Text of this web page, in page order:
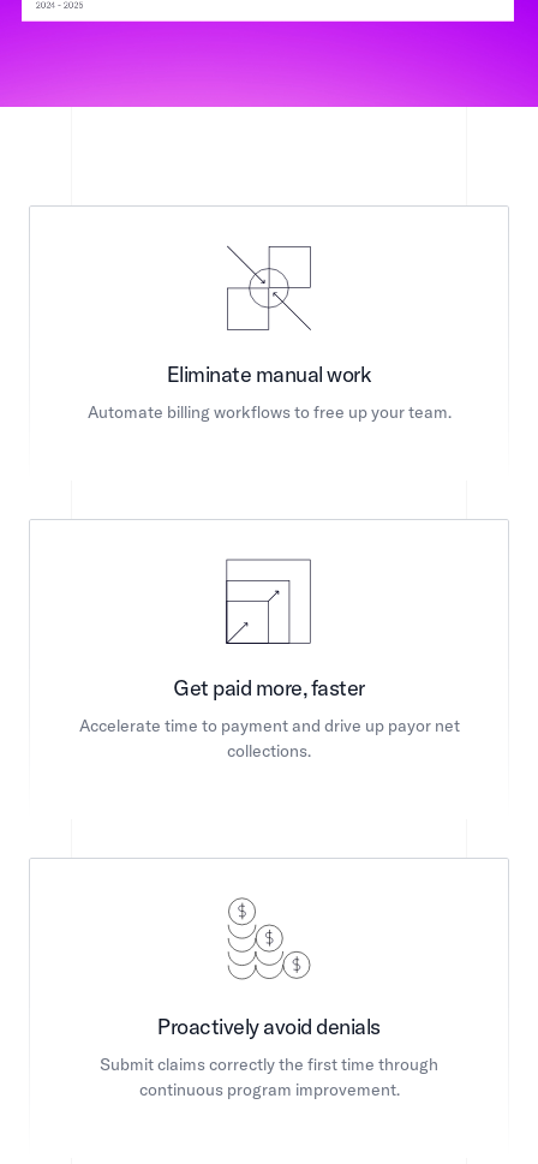
Eliminate manual work​​​​‌ ‍ ​‍​‍‌‍ ‌ ​‍‌‍‍‌‌‍‌ ‌‍‍‌‌‍ ‍​‍​‍​ ‍‍​‍​‍‌ ​ ‌‍​‌‌‍ ‍‌‍‍‌‌ ‌​‌ ‍‌​‍ ‍‌‍‍‌‌‍ ​‍​‍​‍ ​​‍​‍‌‍‍​‌ ​‍‌‍‌‌‌‍‌‍​‍​‍​ ‍‍​‍​‍‌‍‍​‌ ‌​‌ ‌​‌ ​​​ ‍‍​‍ ​‍ ‌‍ ​‌‍ ‌‍​ ‌‍​‌‌‍ ​‌‍‍​‌‍ ‌ ​ ‌ ‌​​ ‍‍​ ​ ​ ​ ​ ​ ​ ​ ​‍ ‌‍‍‌‌‍ ‍‌ ‌​‌‍‌‌‌‍ ‍‌ ‌​​‍ ‌‍‌‌‌‍‌​‌‍‍‌‌ ‌​​‍ ‌‍ ‌‌‍ ‌‍‌​‌‍‌‌​ ‌‌ ​​‌ ​‍‌‍‌‌‌ ​ ‌‍‌‌‌‍ ‍‌ ‌​‌‍​‌‌ ‌​‌‍‍‌‌‍ ‌‍ ‍​ ‍ ‌‍‍‌‌‍‌​​ ‌​ ​‌​ ‌ ​ ​ ‌‍‌​‌‍‌​​ ​​​ ‌‍​ ‌​​‍ ‌​ ​​​ ​ ​ ​​‌‍​‌​‍ ‌​ ‌​‌‍​‍​ ‌​‌‍​‍​‍ ‌​ ‍‌​ ​‍​ ‍‌​ ‍‌​‍ ‌​ ​​​ ‍​‌‍​ ​ ​​‌‍‌‌​ ‌‍​ ‍‌‌‍‌‍‌‍‌‍​ ‌‌‌‍‌​​ ‌ ​ ‍ ‌ ‌​‌ ‍‌‌ ​​‌‍‌‌​ ‌‌ ​​‌‍​‌‌‍‌ ‌‍‌‌​ ‍ ‌ ​​‌‍​‌‌ ‌​‌‍‍​​ ‌‌‍ ‌‌‍ ‌‍‌​‌ ‌‌‌‍ ​‌‍‌‌‌ ​ ​‍‌‌​ ‌‌‌​​‍‌‌ ‌‍‍ ‌‍‌‌‌ ‍‌​‍‌‌​ ​ ‌​‌​​‍‌‌​ ​ ‌​‌​​‍‌‌​ ​‍​ ​‍​ ‌ ​ ‌ ​ ‌​​ ‍​‌‍‌‌​ ​ ‌‍‌‍​ ‍​​ ​ ​ ‍‌​ ​‍​ ‍‌​‍‌‌​ ​‍​ ​‍​‍‌‌​ ‌‌‌​‌​​‍ ‍‌‍​ ‌‍ ‌‍ ​‌ ‌‌‌‍ ‌‌‍ ‍‌ ​ ​‍‌‌​ ‌‌‌​​‍‌‌ ‌‍‍ ‌‍‌‌‌ ‍‌​‍‌‌​ ​ ‌​‌​​‍‌‌​ ​ ‌​‌​​‍‌‌​ ​‍​ ​‍‌‍​‌‌‍‌‌‌‍​‌​ ‌​‌‍‌​‌‍​ ​ ‌​‌‍‌‍​ ‍​‌‍​‍​ ​‍​ ​​​‍‌‌​ ​‍​ ​‍​‍‌‌​ ‌‌‌​‌​​‍ ‍‌ ‌​‌‍‍‌‌ ‌​‌‍ ​‌‍‌‌​ ‌‍​‍‌‍​‌‌ ​ ‌‍‌‌‌‌‌‌‌ ​‍‌‍ ​​ ‌‌‍‍​‌ ‌​‌ ‌​‌ ​​​‍‌‌​ ​ ‌​​‌​‍‌‌​ ​‍‌​‌‍​‍‌‌​ ​‍‌​‌‍‌‍ ​‌‍ ‌‍​ ‌‍​‌‌‍ ​‌‍‍​‌‍ ‌ ​ ‌ ‌​​‍‌‌​ ​ ‌​​‌​ ​ ​ ​ ​ ​ ​ ​ ​‍‌‍‌‍‍‌‌‍‌​​ ‌​ ​‌​ ‌ ​ ​ ‌‍‌​‌‍‌​​ ​​​ ‌‍​ ‌​​‍ ‌​ ​​​ ​ ​ ​​‌‍​‌​‍ ‌​ ‌​‌‍​‍​ ‌​‌‍​‍​‍ ‌​ ‍‌​ ​‍​ ‍‌​ ‍‌​‍ ‌​ ​​​ ‍​‌‍​ ​ ​​‌‍‌‌​ ‌‍​ ‍‌‌‍‌‍‌‍‌‍​ ‌‌‌‍‌​​ ‌ ​‍‌‍‌ ‌​‌ ‍‌‌ ​​‌‍‌‌​ ‌‌ ​​‌‍​‌‌‍‌ ‌‍‌‌​‍‌‍‌ ​​‌‍​‌‌ ‌​‌‍‍​​ ‌‌‍ ‌‌‍ ‌‍‌​‌ ‌‌‌‍ ​‌‍‌‌‌ ​ ​‍‌‌​ ‌‌‌​​‍‌‌ ‌‍‍ ‌‍‌‌‌ ‍‌​‍‌‌​ ​ ‌​‌​​‍‌‌​ ​ ‌​‌​​‍‌‌​ ​‍​ ​‍​ ‌ ​ ‌ ​ ‌​​ ‍​‌‍‌‌​ ​ ‌‍‌‍​ ‍​​ ​ ​ ‍‌​ ​‍​ ‍‌​‍‌‌​ ​‍​ ​‍​‍‌‌​ ‌‌‌​‌​​‍ ‍‌‍​ ‌‍ ‌‍ ​‌ ‌‌‌‍ ‌‌‍ ‍‌ ​ ​‍‌‌​ ‌‌‌​​‍‌‌ ‌‍‍ ‌‍‌‌‌ ‍‌​‍‌‌​ ​ ‌​‌​​‍‌‌​ ​ ‌​‌​​‍‌‌​ ​‍​ ​‍‌‍​‌‌‍‌‌‌‍​‌​ ‌​‌‍‌​‌‍​ ​ ‌​‌‍‌‍​ ‍​‌‍​‍​ ​‍​ ​​​‍‌‌​ ​‍​ ​‍​‍‌‌​ ‌‌‌​‌​​‍ ‍‌ ‌​‌‍‍‌‌ ‌​‌‍ ​‌‍‌‌​‍‌‍‌ ​​‌‍‌‌‌ ​‍‌ ​ ‌ ​​‌‍‌‌‌‍​ ‌ ‌​‌‍‍‌‌ ‌‍‌‍‌‌​ ‌‌ ​​‌ ‌‌‌‍​‍‌‍ ​‌‍‍‌‌ ​ ‌‍‍​‌‍‌‌‌‍‌​​‍​‍‌ ‌
Automate billing workflows to free up your team.​​​​‌ ‍ ​‍​‍‌‍ ‌ ​‍‌‍‍‌‌‍‌ ‌‍‍‌‌‍ ‍​‍​‍​ ‍‍​‍​‍‌ ​ ‌‍​‌‌‍ ‍‌‍‍‌‌ ‌​‌ ‍‌​‍ ‍‌‍‍‌‌‍ ​‍​‍​‍ ​​‍​‍‌‍‍​‌ ​‍‌‍‌‌‌‍‌‍​‍​‍​ ‍‍​‍​‍‌‍‍​‌ ‌​‌ ‌​‌ ​​​ ‍‍​‍ ​‍ ‌‍ ​‌‍ ‌‍​ ‌‍​‌‌‍ ​‌‍‍​‌‍ ‌ ​ ‌ ‌​​ ‍‍​ ​ ​ ​ ​ ​ ​ ​ ​‍ ‌‍‍‌‌‍ ‍‌ ‌​‌‍‌‌‌‍ ‍‌ ‌​​‍ ‌‍‌‌‌‍‌​‌‍‍‌‌ ‌​​‍ ‌‍ ‌‌‍ ‌‍‌​‌‍‌‌​ ‌‌ ​​‌ ​‍‌‍‌‌‌ ​ ‌‍‌‌‌‍ ‍‌ ‌​‌‍​‌‌ ‌​‌‍‍‌‌‍ ‌‍ ‍​ ‍ ‌‍‍‌‌‍‌​​ ‌​ ​‌​ ‌ ​ ​ ‌‍‌​‌‍‌​​ ​​​ ‌‍​ ‌​​‍ ‌​ ​​​ ​ ​ ​​‌‍​‌​‍ ‌​ ‌​‌‍​‍​ ‌​‌‍​‍​‍ ‌​ ‍‌​ ​‍​ ‍‌​ ‍‌​‍ ‌​ ​​​ ‍​‌‍​ ​ ​​‌‍‌‌​ ‌‍​ ‍‌‌‍‌‍‌‍‌‍​ ‌‌‌‍‌​​ ‌ ​ ‍ ‌ ‌​‌ ‍‌‌ ​​‌‍‌‌​ ‌‌ ​​‌‍​‌‌‍‌ ‌‍‌‌​ ‍ ‌ ​​‌‍​‌‌ ‌​‌‍‍​​ ‌‌‍ ‌‌‍ ‌‍‌​‌ ‌‌‌‍ ​‌‍‌‌‌ ​ ​‍‌‌​ ‌‌‌​​‍‌‌ ‌‍‍ ‌‍‌‌‌ ‍‌​‍‌‌​ ​ ‌​‌​​‍‌‌​ ​ ‌​‌​​‍‌‌​ ​‍​ ​‍​ ‌ ​ ‌ ​ ‌​​ ‍​‌‍‌‌​ ​ ‌‍‌‍​ ‍​​ ​ ​ ‍‌​ ​‍​ ‍‌​‍‌‌​ ​‍​ ​‍​‍‌‌​ ‌‌‌​‌​​‍ ‍‌‍​ ‌‍ ‌‍ ​‌ ‌‌‌‍ ‌‌‍ ‍‌ ​ ​‍‌‌​ ‌‌‌​​‍‌‌ ‌‍‍ ‌‍‌‌‌ ‍‌​‍‌‌​ ​ ‌​‌​​‍‌‌​ ​ ‌​‌​​‍‌‌​ ​‍​ ​‍‌‍​‌‌‍‌‌‌‍​‌​ ‌​‌‍‌​‌‍​ ​ ‌​‌‍‌‍​ ‍​‌‍​‍​ ​‍​ ​​​‍‌‌​ ​‍​ ​‍​‍‌‌​ ‌‌‌​‌​​‍ ‍‌‍‌​‌‍‌‌‌ ​ ‌‍​ ‌ ​‍‌‍‍‌‌ ​​‌ ‌​‌‍‍‌‌‍ ‌‍ ‍​ ‌‍​‍‌‍​‌‌ ​ ‌‍‌‌‌‌‌‌‌ ​‍‌‍ ​​ ‌‌‍‍​‌ ‌​‌ ‌​‌ ​​​‍‌‌​ ​ ‌​​‌​‍‌‌​ ​‍‌​‌‍​‍‌‌​ ​‍‌​‌‍‌‍ ​‌‍ ‌‍​ ‌‍​‌‌‍ ​‌‍‍​‌‍ ‌ ​ ‌ ‌​​‍‌‌​ ​ ‌​​‌​ ​ ​ ​ ​ ​ ​ ​ ​‍‌‍‌‍‍‌‌‍‌​​ ‌​ ​‌​ ‌ ​ ​ ‌‍‌​‌‍‌​​ ​​​ ‌‍​ ‌​​‍ ‌​ ​​​ ​ ​ ​​‌‍​‌​‍ ‌​ ‌​‌‍​‍​ ‌​‌‍​‍​‍ ‌​ ‍‌​ ​‍​ ‍‌​ ‍‌​‍ ‌​ ​​​ ‍​‌‍​ ​ ​​‌‍‌‌​ ‌‍​ ‍‌‌‍‌‍‌‍‌‍​ ‌‌‌‍‌​​ ‌ ​‍‌‍‌ ‌​‌ ‍‌‌ ​​‌‍‌‌​ ‌‌ ​​‌‍​‌‌‍‌ ‌‍‌‌​‍‌‍‌ ​​‌‍​‌‌ ‌​‌‍‍​​ ‌‌‍ ‌‌‍ ‌‍‌​‌ ‌‌‌‍ ​‌‍‌‌‌ ​ ​‍‌‌​ ‌‌‌​​‍‌‌ ‌‍‍ ‌‍‌‌‌ ‍‌​‍‌‌​ ​ ‌​‌​​‍‌‌​ ​ ‌​‌​​‍‌‌​ ​‍​ ​‍​ ‌ ​ ‌ ​ ‌​​ ‍​‌‍‌‌​ ​ ‌‍‌‍​ ‍​​ ​ ​ ‍‌​ ​‍​ ‍‌​‍‌‌​ ​‍​ ​‍​‍‌‌​ ‌‌‌​‌​​‍ ‍‌‍​ ‌‍ ‌‍ ​‌ ‌‌‌‍ ‌‌‍ ‍‌ ​ ​‍‌‌​ ‌‌‌​​‍‌‌ ‌‍‍ ‌‍‌‌‌ ‍‌​‍‌‌​ ​ ‌​‌​​‍‌‌​ ​ ‌​‌​​‍‌‌​ ​‍​ ​‍‌‍​‌‌‍‌‌‌‍​‌​ ‌​‌‍‌​‌‍​ ​ ‌​‌‍‌‍​ ‍​‌‍​‍​ ​‍​ ​​​‍‌‌​ ​‍​ ​‍​‍‌‌​ ‌‌‌​‌​​‍ ‍‌‍‌​‌‍‌‌‌ ​ ‌‍​ ‌ ​‍‌‍‍‌‌ ​​‌ ‌​‌‍‍‌‌‍ ‌‍ ‍​‍‌‍‌ ​​‌‍‌‌‌ ​‍‌ ​ ‌ ​​‌‍‌‌‌‍​ ‌ ‌​‌‍‍‌‌ ‌‍‌‍‌‌​ ‌‌ ​​‌ ‌‌‌‍​‍‌‍ ​‌‍‍‌‌ ​ ‌‍‍​‌‍‌‌‌‍‌​​‍​‍‌ ‌
Get paid more, faster​​​​‌ ‍ ​‍​‍‌‍ ‌ ​‍‌‍‍‌‌‍‌ ‌‍‍‌‌‍ ‍​‍​‍​ ‍‍​‍​‍‌ ​ ‌‍​‌‌‍ ‍‌‍‍‌‌ ‌​‌ ‍‌​‍ ‍‌‍‍‌‌‍ ​‍​‍​‍ ​​‍​‍‌‍‍​‌ ​‍‌‍‌‌‌‍‌‍​‍​‍​ ‍‍​‍​‍‌‍‍​‌ ‌​‌ ‌​‌ ​​​ ‍‍​‍ ​‍ ‌‍ ​‌‍ ‌‍​ ‌‍​‌‌‍ ​‌‍‍​‌‍ ‌ ​ ‌ ‌​​ ‍‍​ ​ ​ ​ ​ ​ ​ ​ ​‍ ‌‍‍‌‌‍ ‍‌ ‌​‌‍‌‌‌‍ ‍‌ ‌​​‍ ‌‍‌‌‌‍‌​‌‍‍‌‌ ‌​​‍ ‌‍ ‌‌‍ ‌‍‌​‌‍‌‌​ ‌‌ ​​‌ ​‍‌‍‌‌‌ ​ ‌‍‌‌‌‍ ‍‌ ‌​‌‍​‌‌ ‌​‌‍‍‌‌‍ ‌‍ ‍​ ‍ ‌‍‍‌‌‍‌​​ ‌​ ​‌​ ‌ ​ ​ ‌‍‌​‌‍‌​​ ​​​ ‌‍​ ‌​​‍ ‌​ ​​​ ​ ​ ​​‌‍​‌​‍ ‌​ ‌​‌‍​‍​ ‌​‌‍​‍​‍ ‌​ ‍‌​ ​‍​ ‍‌​ ‍‌​‍ ‌​ ​​​ ‍​‌‍​ ​ ​​‌‍‌‌​ ‌‍​ ‍‌‌‍‌‍‌‍‌‍​ ‌‌‌‍‌​​ ‌ ​ ‍ ‌ ‌​‌ ‍‌‌ ​​‌‍‌‌​ ‌‌ ​​‌‍​‌‌‍‌ ‌‍‌‌​ ‍ ‌ ​​‌‍​‌‌ ‌​‌‍‍​​ ‌‌‍ ‌‌‍ ‌‍‌​‌ ‌‌‌‍ ​‌‍‌‌‌ ​ ​‍‌‌​ ‌‌‌​​‍‌‌ ‌‍‍ ‌‍‌‌‌ ‍‌​‍‌‌​ ​ ‌​‌​​‍‌‌​ ​ ‌​‌​​‍‌‌​ ​‍​ ​‍​ ‌ ​ ‌ ​ ‌​​ ‍​‌‍‌‌​ ​ ‌‍‌‍​ ‍​​ ​ ​ ‍‌​ ​‍​ ‍‌​‍‌‌​ ​‍​ ​‍​‍‌‌​ ‌‌‌​‌​​‍ ‍‌‍​ ‌‍ ‌‍ ​‌ ‌‌‌‍ ‌‌‍ ‍‌ ​ ​‍‌‌​ ‌‌‌​​‍‌‌ ‌‍‍ ‌‍‌‌‌ ‍‌​‍‌‌​ ​ ‌​‌​​‍‌‌​ ​ ‌​‌​​‍‌‌​ ​‍​ ​‍‌‍‌‍‌‍‌‌‌‍​‍‌‍‌‌​ ‌ ​ ‌‌​ ‌ ​ ‌‌​ ‌ ‌‍​‌​ ‌ ​ ‌‌​‍‌‌​ ​‍​ ​‍​‍‌‌​ ‌‌‌​‌​​‍ ‍‌ ‌​‌‍‍‌‌ ‌​‌‍ ​‌‍‌‌​ ‌‍​‍‌‍​‌‌ ​ ‌‍‌‌‌‌‌‌‌ ​‍‌‍ ​​ ‌‌‍‍​‌ ‌​‌ ‌​‌ ​​​‍‌‌​ ​ ‌​​‌​‍‌‌​ ​‍‌​‌‍​‍‌‌​ ​‍‌​‌‍‌‍ ​‌‍ ‌‍​ ‌‍​‌‌‍ ​‌‍‍​‌‍ ‌ ​ ‌ ‌​​‍‌‌​ ​ ‌​​‌​ ​ ​ ​ ​ ​ ​ ​ ​‍‌‍‌‍‍‌‌‍‌​​ ‌​ ​‌​ ‌ ​ ​ ‌‍‌​‌‍‌​​ ​​​ ‌‍​ ‌​​‍ ‌​ ​​​ ​ ​ ​​‌‍​‌​‍ ‌​ ‌​‌‍​‍​ ‌​‌‍​‍​‍ ‌​ ‍‌​ ​‍​ ‍‌​ ‍‌​‍ ‌​ ​​​ ‍​‌‍​ ​ ​​‌‍‌‌​ ‌‍​ ‍‌‌‍‌‍‌‍‌‍​ ‌‌‌‍‌​​ ‌ ​‍‌‍‌ ‌​‌ ‍‌‌ ​​‌‍‌‌​ ‌‌ ​​‌‍​‌‌‍‌ ‌‍‌‌​‍‌‍‌ ​​‌‍​‌‌ ‌​‌‍‍​​ ‌‌‍ ‌‌‍ ‌‍‌​‌ ‌‌‌‍ ​‌‍‌‌‌ ​ ​‍‌‌​ ‌‌‌​​‍‌‌ ‌‍‍ ‌‍‌‌‌ ‍‌​‍‌‌​ ​ ‌​‌​​‍‌‌​ ​ ‌​‌​​‍‌‌​ ​‍​ ​‍​ ‌ ​ ‌ ​ ‌​​ ‍​‌‍‌‌​ ​ ‌‍‌‍​ ‍​​ ​ ​ ‍‌​ ​‍​ ‍‌​‍‌‌​ ​‍​ ​‍​‍‌‌​ ‌‌‌​‌​​‍ ‍‌‍​ ‌‍ ‌‍ ​‌ ‌‌‌‍ ‌‌‍ ‍‌ ​ ​‍‌‌​ ‌‌‌​​‍‌‌ ‌‍‍ ‌‍‌‌‌ ‍‌​‍‌‌​ ​ ‌​‌​​‍‌‌​ ​ ‌​‌​​‍‌‌​ ​‍​ ​‍‌‍‌‍‌‍‌‌‌‍​‍‌‍‌‌​ ‌ ​ ‌‌​ ‌ ​ ‌‌​ ‌ ‌‍​‌​ ‌ ​ ‌‌​‍‌‌​ ​‍​ ​‍​‍‌‌​ ‌‌‌​‌​​‍ ‍‌ ‌​‌‍‍‌‌ ‌​‌‍ ​‌‍‌‌​‍‌‍‌ ​​‌‍‌‌‌ ​‍‌ ​ ‌ ​​‌‍‌‌‌‍​ ‌ ‌​‌‍‍‌‌ ‌‍‌‍‌‌​ ‌‌ ​​‌ ‌‌‌‍​‍‌‍ ​‌‍‍‌‌ ​ ‌‍‍​‌‍‌‌‌‍‌​​‍​‍‌ ‌
Accelerate time to payment and drive up payor net
collections.​​​​‌ ‍ ​‍​‍‌‍ ‌ ​‍‌‍‍‌‌‍‌ ‌‍‍‌‌‍ ‍​‍​‍​ ‍‍​‍​‍‌ ​ ‌‍​‌‌‍ ‍‌‍‍‌‌ ‌​‌ ‍‌​‍ ‍‌‍‍‌‌‍ ​‍​‍​‍ ​​‍​‍‌‍‍​‌ ​‍‌‍‌‌‌‍‌‍​‍​‍​ ‍‍​‍​‍‌‍‍​‌ ‌​‌ ‌​‌ ​​​ ‍‍​‍ ​‍ ‌‍ ​‌‍ ‌‍​ ‌‍​‌‌‍ ​‌‍‍​‌‍ ‌ ​ ‌ ‌​​ ‍‍​ ​ ​ ​ ​ ​ ​ ​ ​‍ ‌‍‍‌‌‍ ‍‌ ‌​‌‍‌‌‌‍ ‍‌ ‌​​‍ ‌‍‌‌‌‍‌​‌‍‍‌‌ ‌​​‍ ‌‍ ‌‌‍ ‌‍‌​‌‍‌‌​ ‌‌ ​​‌ ​‍‌‍‌‌‌ ​ ‌‍‌‌‌‍ ‍‌ ‌​‌‍​‌‌ ‌​‌‍‍‌‌‍ ‌‍ ‍​ ‍ ‌‍‍‌‌‍‌​​ ‌​ ​‌​ ‌ ​ ​ ‌‍‌​‌‍‌​​ ​​​ ‌‍​ ‌​​‍ ‌​ ​​​ ​ ​ ​​‌‍​‌​‍ ‌​ ‌​‌‍​‍​ ‌​‌‍​‍​‍ ‌​ ‍‌​ ​‍​ ‍‌​ ‍‌​‍ ‌​ ​​​ ‍​‌‍​ ​ ​​‌‍‌‌​ ‌‍​ ‍‌‌‍‌‍‌‍‌‍​ ‌‌‌‍‌​​ ‌ ​ ‍ ‌ ‌​‌ ‍‌‌ ​​‌‍‌‌​ ‌‌ ​​‌‍​‌‌‍‌ ‌‍‌‌​ ‍ ‌ ​​‌‍​‌‌ ‌​‌‍‍​​ ‌‌‍ ‌‌‍ ‌‍‌​‌ ‌‌‌‍ ​‌‍‌‌‌ ​ ​‍‌‌​ ‌‌‌​​‍‌‌ ‌‍‍ ‌‍‌‌‌ ‍‌​‍‌‌​ ​ ‌​‌​​‍‌‌​ ​ ‌​‌​​‍‌‌​ ​‍​ ​‍​ ‌ ​ ‌ ​ ‌​​ ‍​‌‍‌‌​ ​ ‌‍‌‍​ ‍​​ ​ ​ ‍‌​ ​‍​ ‍‌​‍‌‌​ ​‍​ ​‍​‍‌‌​ ‌‌‌​‌​​‍ ‍‌‍​ ‌‍ ‌‍ ​‌ ‌‌‌‍ ‌‌‍ ‍‌ ​ ​‍‌‌​ ‌‌‌​​‍‌‌ ‌‍‍ ‌‍‌‌‌ ‍‌​‍‌‌​ ​ ‌​‌​​‍‌‌​ ​ ‌​‌​​‍‌‌​ ​‍​ ​‍‌‍‌‍‌‍‌‌‌‍​‍‌‍‌‌​ ‌ ​ ‌‌​ ‌ ​ ‌‌​ ‌ ‌‍​‌​ ‌ ​ ‌‌​‍‌‌​ ​‍​ ​‍​‍‌‌​ ‌‌‌​‌​​‍ ‍‌‍‌​‌‍‌‌‌ ​ ‌‍​ ‌ ​‍‌‍‍‌‌ ​​‌ ‌​‌‍‍‌‌‍ ‌‍ ‍​ ‌‍​‍‌‍​‌‌ ​ ‌‍‌‌‌‌‌‌‌ ​‍‌‍ ​​ ‌‌‍‍​‌ ‌​‌ ‌​‌ ​​​‍‌‌​ ​ ‌​​‌​‍‌‌​ ​‍‌​‌‍​‍‌‌​ ​‍‌​‌‍‌‍ ​‌‍ ‌‍​ ‌‍​‌‌‍ ​‌‍‍​‌‍ ‌ ​ ‌ ‌​​‍‌‌​ ​ ‌​​‌​ ​ ​ ​ ​ ​ ​ ​ ​‍‌‍‌‍‍‌‌‍‌​​ ‌​ ​‌​ ‌ ​ ​ ‌‍‌​‌‍‌​​ ​​​ ‌‍​ ‌​​‍ ‌​ ​​​ ​ ​ ​​‌‍​‌​‍ ‌​ ‌​‌‍​‍​ ‌​‌‍​‍​‍ ‌​ ‍‌​ ​‍​ ‍‌​ ‍‌​‍ ‌​ ​​​ ‍​‌‍​ ​ ​​‌‍‌‌​ ‌‍​ ‍‌‌‍‌‍‌‍‌‍​ ‌‌‌‍‌​​ ‌ ​‍‌‍‌ ‌​‌ ‍‌‌ ​​‌‍‌‌​ ‌‌ ​​‌‍​‌‌‍‌ ‌‍‌‌​‍‌‍‌ ​​‌‍​‌‌ ‌​‌‍‍​​ ‌‌‍ ‌‌‍ ‌‍‌​‌ ‌‌‌‍ ​‌‍‌‌‌ ​ ​‍‌‌​ ‌‌‌​​‍‌‌ ‌‍‍ ‌‍‌‌‌ ‍‌​‍‌‌​ ​ ‌​‌​​‍‌‌​ ​ ‌​‌​​‍‌‌​ ​‍​ ​‍​ ‌ ​ ‌ ​ ‌​​ ‍​‌‍‌‌​ ​ ‌‍‌‍​ ‍​​ ​ ​ ‍‌​ ​‍​ ‍‌​‍‌‌​ ​‍​ ​‍​‍‌‌​ ‌‌‌​‌​​‍ ‍‌‍​ ‌‍ ‌‍ ​‌ ‌‌‌‍ ‌‌‍ ‍‌ ​ ​‍‌‌​ ‌‌‌​​‍‌‌ ‌‍‍ ‌‍‌‌‌ ‍‌​‍‌‌​ ​ ‌​‌​​‍‌‌​ ​ ‌​‌​​‍‌‌​ ​‍​ ​‍‌‍‌‍‌‍‌‌‌‍​‍‌‍‌‌​ ‌ ​ ‌‌​ ‌ ​ ‌‌​ ‌ ‌‍​‌​ ‌ ​ ‌‌​‍‌‌​ ​‍​ ​‍​‍‌‌​ ‌‌‌​‌​​‍ ‍‌‍‌​‌‍‌‌‌ ​ ‌‍​ ‌ ​‍‌‍‍‌‌ ​​‌ ‌​‌‍‍‌‌‍ ‌‍ ‍​‍‌‍‌ ​​‌‍‌‌‌ ​‍‌ ​ ‌ ​​‌‍‌‌‌‍​ ‌ ‌​‌‍‍‌‌ ‌‍‌‍‌‌​ ‌‌ ​​‌ ‌‌‌‍​‍‌‍ ​‌‍‍‌‌ ​ ‌‍‍​‌‍‌‌‌‍‌​​‍​‍‌ ‌
Proactively avoid denials​​​​‌ ‍ ​‍​‍‌‍ ‌ ​‍‌‍‍‌‌‍‌ ‌‍‍‌‌‍ ‍​‍​‍​ ‍‍​‍​‍‌ ​ ‌‍​‌‌‍ ‍‌‍‍‌‌ ‌​‌ ‍‌​‍ ‍‌‍‍‌‌‍ ​‍​‍​‍ ​​‍​‍‌‍‍​‌ ​‍‌‍‌‌‌‍‌‍​‍​‍​ ‍‍​‍​‍‌‍‍​‌ ‌​‌ ‌​‌ ​​​ ‍‍​‍ ​‍ ‌‍ ​‌‍ ‌‍​ ‌‍​‌‌‍ ​‌‍‍​‌‍ ‌ ​ ‌ ‌​​ ‍‍​ ​ ​ ​ ​ ​ ​ ​ ​‍ ‌‍‍‌‌‍ ‍‌ ‌​‌‍‌‌‌‍ ‍‌ ‌​​‍ ‌‍‌‌‌‍‌​‌‍‍‌‌ ‌​​‍ ‌‍ ‌‌‍ ‌‍‌​‌‍‌‌​ ‌‌ ​​‌ ​‍‌‍‌‌‌ ​ ‌‍‌‌‌‍ ‍‌ ‌​‌‍​‌‌ ‌​‌‍‍‌‌‍ ‌‍ ‍​ ‍ ‌‍‍‌‌‍‌​​ ‌​ ​‌​ ‌ ​ ​ ‌‍‌​‌‍‌​​ ​​​ ‌‍​ ‌​​‍ ‌​ ​​​ ​ ​ ​​‌‍​‌​‍ ‌​ ‌​‌‍​‍​ ‌​‌‍​‍​‍ ‌​ ‍‌​ ​‍​ ‍‌​ ‍‌​‍ ‌​ ​​​ ‍​‌‍​ ​ ​​‌‍‌‌​ ‌‍​ ‍‌‌‍‌‍‌‍‌‍​ ‌‌‌‍‌​​ ‌ ​ ‍ ‌ ‌​‌ ‍‌‌ ​​‌‍‌‌​ ‌‌ ​​‌‍​‌‌‍‌ ‌‍‌‌​ ‍ ‌ ​​‌‍​‌‌ ‌​‌‍‍​​ ‌‌‍ ‌‌‍ ‌‍‌​‌ ‌‌‌‍ ​‌‍‌‌‌ ​ ​‍‌‌​ ‌‌‌​​‍‌‌ ‌‍‍ ‌‍‌‌‌ ‍‌​‍‌‌​ ​ ‌​‌​​‍‌‌​ ​ ‌​‌​​‍‌‌​ ​‍​ ​‍​ ‌ ​ ‌ ​ ‌​​ ‍​‌‍‌‌​ ​ ‌‍‌‍​ ‍​​ ​ ​ ‍‌​ ​‍​ ‍‌​‍‌‌​ ​‍​ ​‍​‍‌‌​ ‌‌‌​‌​​‍ ‍‌‍​ ‌‍ ‌‍ ​‌ ‌‌‌‍ ‌‌‍ ‍‌ ​ ​‍‌‌​ ‌‌‌​​‍‌‌ ‌‍‍ ‌‍‌‌‌ ‍‌​‍‌‌​ ​ ‌​‌​​‍‌‌​ ​ ‌​‌​​‍‌‌​ ​‍​ ​‍​ ‌‍‌‍‌‍‌‍​‌​ ‌‍‌‍‌‍​ ‌‍​ ‍‌‌‍​ ​ ​‌‌‍​‍​ ‍​​ ​​​‍‌‌​ ​‍​ ​‍​‍‌‌​ ‌‌‌​‌​​‍ ‍‌ ‌​‌‍‍‌‌ ‌​‌‍ ​‌‍‌‌​ ‌‍​‍‌‍​‌‌ ​ ‌‍‌‌‌‌‌‌‌ ​‍‌‍ ​​ ‌‌‍‍​‌ ‌​‌ ‌​‌ ​​​‍‌‌​ ​ ‌​​‌​‍‌‌​ ​‍‌​‌‍​‍‌‌​ ​‍‌​‌‍‌‍ ​‌‍ ‌‍​ ‌‍​‌‌‍ ​‌‍‍​‌‍ ‌ ​ ‌ ‌​​‍‌‌​ ​ ‌​​‌​ ​ ​ ​ ​ ​ ​ ​ ​‍‌‍‌‍‍‌‌‍‌​​ ‌​ ​‌​ ‌ ​ ​ ‌‍‌​‌‍‌​​ ​​​ ‌‍​ ‌​​‍ ‌​ ​​​ ​ ​ ​​‌‍​‌​‍ ‌​ ‌​‌‍​‍​ ‌​‌‍​‍​‍ ‌​ ‍‌​ ​‍​ ‍‌​ ‍‌​‍ ‌​ ​​​ ‍​‌‍​ ​ ​​‌‍‌‌​ ‌‍​ ‍‌‌‍‌‍‌‍‌‍​ ‌‌‌‍‌​​ ‌ ​‍‌‍‌ ‌​‌ ‍‌‌ ​​‌‍‌‌​ ‌‌ ​​‌‍​‌‌‍‌ ‌‍‌‌​‍‌‍‌ ​​‌‍​‌‌ ‌​‌‍‍​​ ‌‌‍ ‌‌‍ ‌‍‌​‌ ‌‌‌‍ ​‌‍‌‌‌ ​ ​‍‌‌​ ‌‌‌​​‍‌‌ ‌‍‍ ‌‍‌‌‌ ‍‌​‍‌‌​ ​ ‌​‌​​‍‌‌​ ​ ‌​‌​​‍‌‌​ ​‍​ ​‍​ ‌ ​ ‌ ​ ‌​​ ‍​‌‍‌‌​ ​ ‌‍‌‍​ ‍​​ ​ ​ ‍‌​ ​‍​ ‍‌​‍‌‌​ ​‍​ ​‍​‍‌‌​ ‌‌‌​‌​​‍ ‍‌‍​ ‌‍ ‌‍ ​‌ ‌‌‌‍ ‌‌‍ ‍‌ ​ ​‍‌‌​ ‌‌‌​​‍‌‌ ‌‍‍ ‌‍‌‌‌ ‍‌​‍‌‌​ ​ ‌​‌​​‍‌‌​ ​ ‌​‌​​‍‌‌​ ​‍​ ​‍​ ‌‍‌‍‌‍‌‍​‌​ ‌‍‌‍‌‍​ ‌‍​ ‍‌‌‍​ ​ ​‌‌‍​‍​ ‍​​ ​​​‍‌‌​ ​‍​ ​‍​‍‌‌​ ‌‌‌​‌​​‍ ‍‌ ‌​‌‍‍‌‌ ‌​‌‍ ​‌‍‌‌​‍‌‍‌ ​​‌‍‌‌‌ ​‍‌ ​ ‌ ​​‌‍‌‌‌‍​ ‌ ‌​‌‍‍‌‌ ‌‍‌‍‌‌​ ‌‌ ​​‌ ‌‌‌‍​‍‌‍ ​‌‍‍‌‌ ​ ‌‍‍​‌‍‌‌‌‍‌​​‍​‍‌ ‌
Submit claims correctly the first time through
continuous program improvement.​​​​‌ ‍ ​‍​‍‌‍ ‌ ​‍‌‍‍‌‌‍‌ ‌‍‍‌‌‍ ‍​‍​‍​ ‍‍​‍​‍‌ ​ ‌‍​‌‌‍ ‍‌‍‍‌‌ ‌​‌ ‍‌​‍ ‍‌‍‍‌‌‍ ​‍​‍​‍ ​​‍​‍‌‍‍​‌ ​‍‌‍‌‌‌‍‌‍​‍​‍​ ‍‍​‍​‍‌‍‍​‌ ‌​‌ ‌​‌ ​​​ ‍‍​‍ ​‍ ‌‍ ​‌‍ ‌‍​ ‌‍​‌‌‍ ​‌‍‍​‌‍ ‌ ​ ‌ ‌​​ ‍‍​ ​ ​ ​ ​ ​ ​ ​ ​‍ ‌‍‍‌‌‍ ‍‌ ‌​‌‍‌‌‌‍ ‍‌ ‌​​‍ ‌‍‌‌‌‍‌​‌‍‍‌‌ ‌​​‍ ‌‍ ‌‌‍ ‌‍‌​‌‍‌‌​ ‌‌ ​​‌ ​‍‌‍‌‌‌ ​ ‌‍‌‌‌‍ ‍‌ ‌​‌‍​‌‌ ‌​‌‍‍‌‌‍ ‌‍ ‍​ ‍ ‌‍‍‌‌‍‌​​ ‌​ ​‌​ ‌ ​ ​ ‌‍‌​‌‍‌​​ ​​​ ‌‍​ ‌​​‍ ‌​ ​​​ ​ ​ ​​‌‍​‌​‍ ‌​ ‌​‌‍​‍​ ‌​‌‍​‍​‍ ‌​ ‍‌​ ​‍​ ‍‌​ ‍‌​‍ ‌​ ​​​ ‍​‌‍​ ​ ​​‌‍‌‌​ ‌‍​ ‍‌‌‍‌‍‌‍‌‍​ ‌‌‌‍‌​​ ‌ ​ ‍ ‌ ‌​‌ ‍‌‌ ​​‌‍‌‌​ ‌‌ ​​‌‍​‌‌‍‌ ‌‍‌‌​ ‍ ‌ ​​‌‍​‌‌ ‌​‌‍‍​​ ‌‌‍ ‌‌‍ ‌‍‌​‌ ‌‌‌‍ ​‌‍‌‌‌ ​ ​‍‌‌​ ‌‌‌​​‍‌‌ ‌‍‍ ‌‍‌‌‌ ‍‌​‍‌‌​ ​ ‌​‌​​‍‌‌​ ​ ‌​‌​​‍‌‌​ ​‍​ ​‍​ ‌ ​ ‌ ​ ‌​​ ‍​‌‍‌‌​ ​ ‌‍‌‍​ ‍​​ ​ ​ ‍‌​ ​‍​ ‍‌​‍‌‌​ ​‍​ ​‍​‍‌‌​ ‌‌‌​‌​​‍ ‍‌‍​ ‌‍ ‌‍ ​‌ ‌‌‌‍ ‌‌‍ ‍‌ ​ ​‍‌‌​ ‌‌‌​​‍‌‌ ‌‍‍ ‌‍‌‌‌ ‍‌​‍‌‌​ ​ ‌​‌​​‍‌‌​ ​ ‌​‌​​‍‌‌​ ​‍​ ​‍​ ‌‍‌‍‌‍‌‍​‌​ ‌‍‌‍‌‍​ ‌‍​ ‍‌‌‍​ ​ ​‌‌‍​‍​ ‍​​ ​​​‍‌‌​ ​‍​ ​‍​‍‌‌​ ‌‌‌​‌​​‍ ‍‌‍‌​‌‍‌‌‌ ​ ‌‍​ ‌ ​‍‌‍‍‌‌ ​​‌ ‌​‌‍‍‌‌‍ ‌‍ ‍​ ‌‍​‍‌‍​‌‌ ​ ‌‍‌‌‌‌‌‌‌ ​‍‌‍ ​​ ‌‌‍‍​‌ ‌​‌ ‌​‌ ​​​‍‌‌​ ​ ‌​​‌​‍‌‌​ ​‍‌​‌‍​‍‌‌​ ​‍‌​‌‍‌‍ ​‌‍ ‌‍​ ‌‍​‌‌‍ ​‌‍‍​‌‍ ‌ ​ ‌ ‌​​‍‌‌​ ​ ‌​​‌​ ​ ​ ​ ​ ​ ​ ​ ​‍‌‍‌‍‍‌‌‍‌​​ ‌​ ​‌​ ‌ ​ ​ ‌‍‌​‌‍‌​​ ​​​ ‌‍​ ‌​​‍ ‌​ ​​​ ​ ​ ​​‌‍​‌​‍ ‌​ ‌​‌‍​‍​ ‌​‌‍​‍​‍ ‌​ ‍‌​ ​‍​ ‍‌​ ‍‌​‍ ‌​ ​​​ ‍​‌‍​ ​ ​​‌‍‌‌​ ‌‍​ ‍‌‌‍‌‍‌‍‌‍​ ‌‌‌‍‌​​ ‌ ​‍‌‍‌ ‌​‌ ‍‌‌ ​​‌‍‌‌​ ‌‌ ​​‌‍​‌‌‍‌ ‌‍‌‌​‍‌‍‌ ​​‌‍​‌‌ ‌​‌‍‍​​ ‌‌‍ ‌‌‍ ‌‍‌​‌ ‌‌‌‍ ​‌‍‌‌‌ ​ ​‍‌‌​ ‌‌‌​​‍‌‌ ‌‍‍ ‌‍‌‌‌ ‍‌​‍‌‌​ ​ ‌​‌​​‍‌‌​ ​ ‌​‌​​‍‌‌​ ​‍​ ​‍​ ‌ ​ ‌ ​ ‌​​ ‍​‌‍‌‌​ ​ ‌‍‌‍​ ‍​​ ​ ​ ‍‌​ ​‍​ ‍‌​‍‌‌​ ​‍​ ​‍​‍‌‌​ ‌‌‌​‌​​‍ ‍‌‍​ ‌‍ ‌‍ ​‌ ‌‌‌‍ ‌‌‍ ‍‌ ​ ​‍‌‌​ ‌‌‌​​‍‌‌ ‌‍‍ ‌‍‌‌‌ ‍‌​‍‌‌​ ​ ‌​‌​​‍‌‌​ ​ ‌​‌​​‍‌‌​ ​‍​ ​‍​ ‌‍‌‍‌‍‌‍​‌​ ‌‍‌‍‌‍​ ‌‍​ ‍‌‌‍​ ​ ​‌‌‍​‍​ ‍​​ ​​​‍‌‌​ ​‍​ ​‍​‍‌‌​ ‌‌‌​‌​​‍ ‍‌‍‌​‌‍‌‌‌ ​ ‌‍​ ‌ ​‍‌‍‍‌‌ ​​‌ ‌​‌‍‍‌‌‍ ‌‍ ‍​‍‌‍‌ ​​‌‍‌‌‌ ​‍‌ ​ ‌ ​​‌‍‌‌‌‍​ ‌ ‌​‌‍‍‌‌ ‌‍‌‍‌‌​ ‌‌ ​​‌ ‌‌‌‍​‍‌‍ ​‌‍‍‌‌ ​ ‌‍‍​‌‍‌‌‌‍‌​​‍​‍‌ ‌